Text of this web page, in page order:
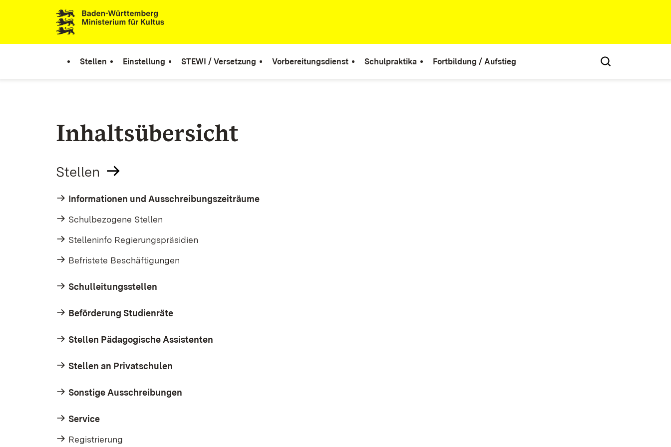
Zum Inhalt springen
Link zur Startseite
Stellen Einstellung STEWI / Versetzung Vorbereitungsdienst Schulpraktika Fortbildung / Aufstieg
Inhaltsübersicht
Stellen
Informationen und Ausschreibungszeiträume
Schulbezogene Stellen
Stelleninfo Regierungspräsidien
Befristete Beschäftigungen
Schulleitungsstellen
Beförderung Studienräte
Stellen Pädagogische Assistenten
Stellen an Privatschulen
Sonstige Ausschreibungen
Service
Registrierung